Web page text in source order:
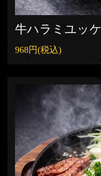
牛ハラミユッケ
968円(税込)